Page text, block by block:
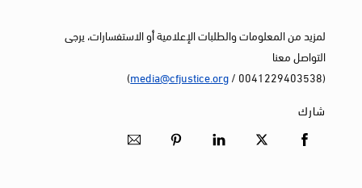
لمزيد من المعلومات والطلبات الإعلامية أو الاستفسارات، يرجى
التواصل معنا
(0041229403538 /
media@cfjustice.org
)
شارك